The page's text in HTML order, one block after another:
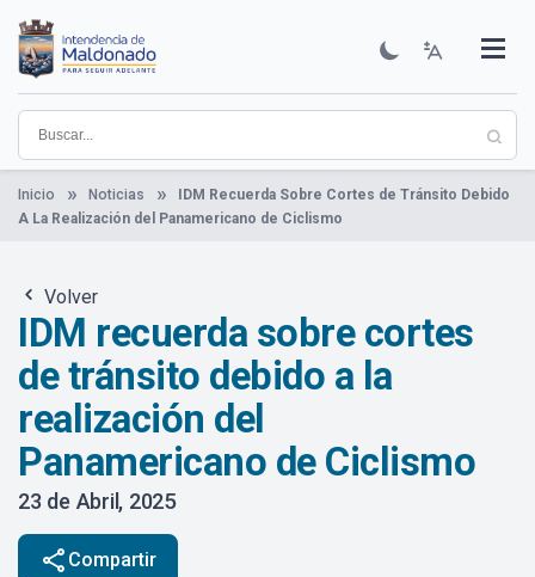
contenido
principal
Institucional
Municipios
Descubre Maldonado
Comunicación
Servicios
Guía De Trámites
Ver Noticias
Inicio Noticias
IDM Recuerda Sobre Cortes de Tránsito Debido
A La Realización del Panamericano de Ciclismo
Volver
IDM recuerda sobre cortes
de tránsito debido a la
realización del
Panamericano de Ciclismo
23 de Abril, 2025
share Compartir